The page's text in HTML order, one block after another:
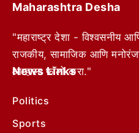
Maharashtra Desha
"महाराष्ट्र देशा - विश्वसनीय
राजकीय, सामाजिक आणि
आम्हाला फॉलो करा."
News Links
Politics
Sports